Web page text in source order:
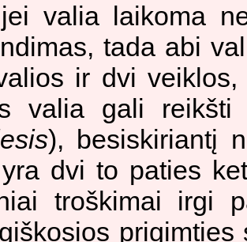
valia laikoma
tada abi
ir dvi
valia gali
), besiskiriantį
dvi to paties
troškimai irgi